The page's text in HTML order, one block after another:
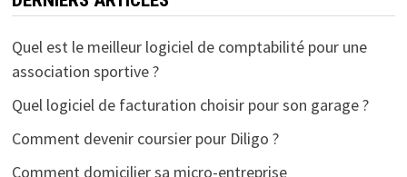
Quel est le meilleur logiciel de comptabilité pour une
association sportive ?
Quel logiciel de facturation choisir pour son garage ?
Comment devenir coursier pour Diligo ?
Comment domicilier sa micro-entreprise